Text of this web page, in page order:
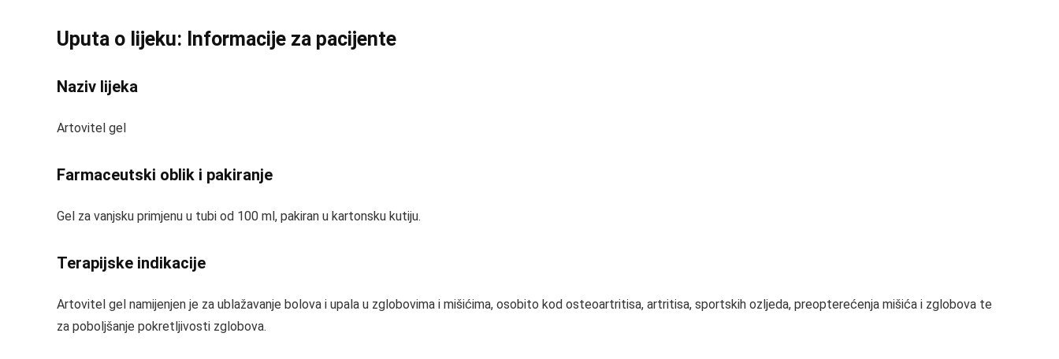
Uputa o lijeku: Informacije za pacijente
Naziv lijeka
Artovitel gel
Farmaceutski oblik i pakiranje
Gel za vanjsku primjenu u tubi od 100 ml, pakiran u kartonsku kutiju.
Terapijske indikacije
Artovitel gel namijenjen je za ublažavanje bolova i upala u zglobovima i mišićima, osobito kod osteoartritisa, artritisa, sportskih ozljeda, preopterećenja mišića i zglobova te
za poboljšanje pokretljivosti zglobova.